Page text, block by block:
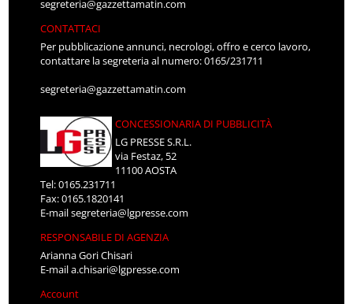
segreteria@gazzettamatin.com
CONTATTACI
Per pubblicazione annunci, necrologi, offro e cerco lavoro,
contattare la segreteria al numero: 0165/231711
segreteria@gazzettamatin.com
CONCESSIONARIA DI PUBBLICITÀ
LG PRESSE S.R.L.
via Festaz, 52
11100 AOSTA
Tel: 0165.231711
Fax: 0165.1820141
E-mailsegreteria@lgpresse.com
RESPONSABILE DI AGENZIA
Arianna Gori Chisari
E-maila.chisari@lgpresse.com
Account